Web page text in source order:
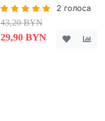
2 голоса
43,20 BYN
29,90 BYN